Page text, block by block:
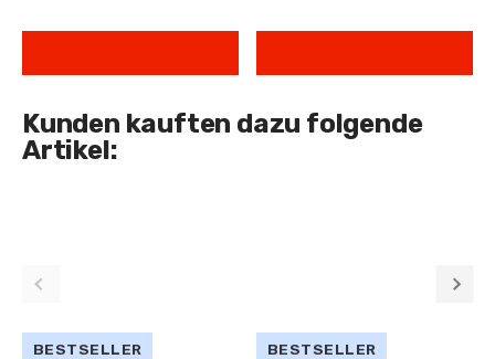
Kunden kauften dazu folgende
Artikel:
BESTSELLER BESTSELLER